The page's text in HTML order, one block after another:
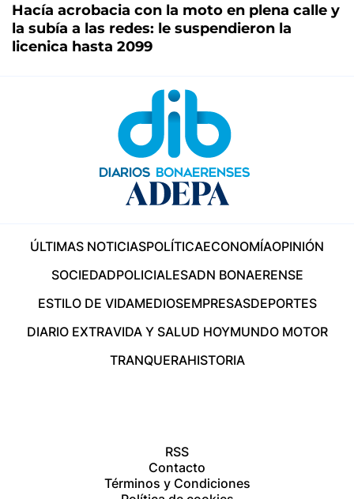
Hacía acrobacia con la moto en plena calle y
la subía a las redes: le suspendieron la
licenica hasta 2099
ÚLTIMAS NOTICIASPOLÍTICAECONOMÍAOPINIÓN
SOCIEDADPOLICIALESADN BONAERENSE
ESTILO DE VIDAMEDIOSEMPRESASDEPORTES
DIARIO EXTRAVIDA Y SALUD HOYMUNDO MOTOR
TRANQUERAHISTORIA
RSS
Contacto
Términos y Condiciones